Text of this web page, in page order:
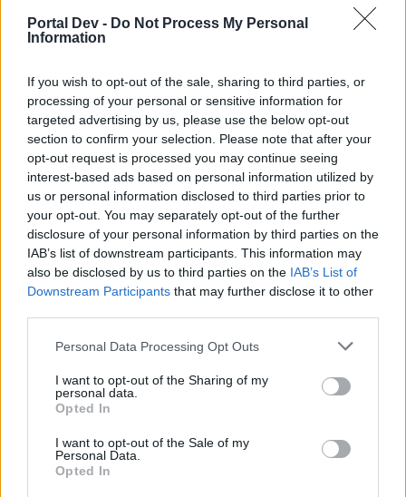
Portal Dev - Do Not Process My Personal
Information
If you wish to opt-out of the sale, sharing to third parties, or
processing of your personal or sensitive information for
targeted advertising by us, please use the below opt-out
section to confirm your selection. Please note that after your
opt-out request is processed you may continue seeing
interest-based ads based on personal information utilized by
us or personal information disclosed to third parties prior to
your opt-out. You may separately opt-out of the further
disclosure of your personal information by third parties on the
IAB’s list of downstream participants. This information may
also be disclosed by us to third parties on the IAB’s List of
Downstream Participants that may further disclose it to other
Personal Data Processing Opt Outs
I want to opt-out of the Sharing of my
personal data.
Opted In
I want to opt-out of the Sale of my
Personal Data.
Opted In
ruthenia2
Junior Experte
Wo ist denn die grosse Halle, bzw wie spielt man die frei ?
25 Februar 2020
dittrisch
Forenhalbgott
Zitat von todde65:
Tja, zwischen 30-40 Runs Dragan hinter mir, um die Schriftrolle zu
bekommen ... nicht gedroppt das Ding. Jetzt sind natürlich alle
meine roten Fluchperlen verballert … im Grunde habe ich jetzt
nichts … weder Schriftrolle noch rote Fluchperlen. Entweder ist das
Event nun zu Ende oder ich grinde mir einen Wolf, um so viele rote
bis er endlich die Schriftrolle schmeißt. Und im Anschluss bräuchte
machen. 10 "Rote" für 39K Andermant und 50K für die Schriftrolle
sind da völlig inakzeptabel.
Schade, ich habe mir das ein wenig einfacher vorgestellt. Kann von
besten an viele "Rote" rankommt ? Danke dafür !
Click to expand...
beschäftige dich doch mal etwas mit der event-mechanik,
haben andere vor dir ja auch geschafft und es bleibt hierfür
auch noch mehr als genug event-laufzeit über.
oder nimm dir ein paar augenblicke zeit und befolge einen